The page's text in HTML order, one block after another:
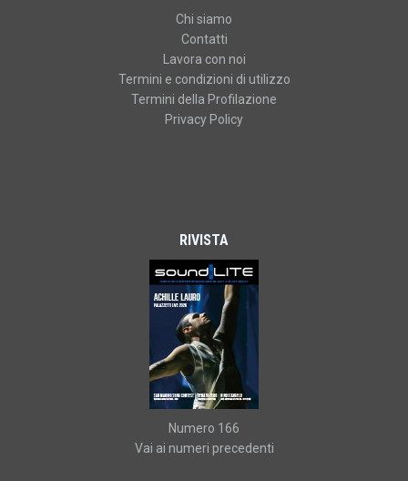
Chi siamo
Contatti
Lavora con noi
Termini e condizioni di utilizzo
Termini della Profilazione
Privacy Policy
RIVISTA
Numero 166
Vai ai numeri precedenti